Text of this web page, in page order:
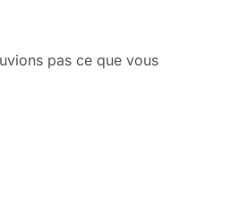
pas ce que vous